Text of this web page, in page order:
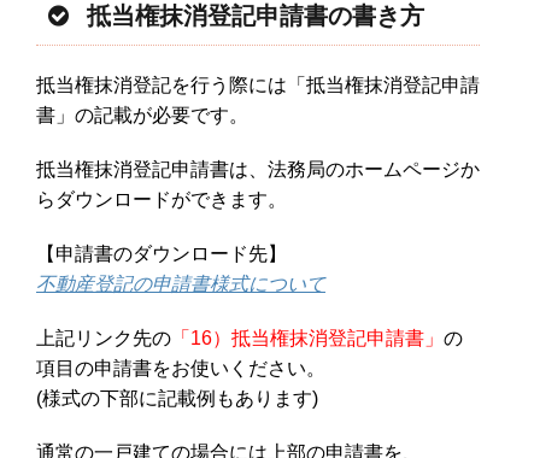
抵当権抹消登記申請書の書き方
抵当権抹消登記を行う際には「抵当権抹消登記申請
書」の記載が必要です。
抵当権抹消登記申請書は、法務局のホームページか
らダウンロードができます。
【申請書のダウンロード先】
不動産登記の申請書様式について
上記リンク先の 「16）抵当権抹消登記申請書」 の
項目の申請書をお使いください。
(様式の下部に記載例もあります)
通常の一戸建ての場合には上部の申請書を、